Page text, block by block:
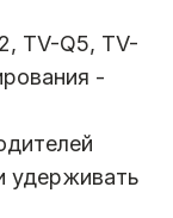
TV-Q5, TV-
-
удерживать